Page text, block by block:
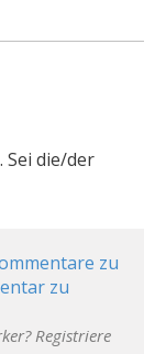
Sei die/der
zu
zu
Registriere